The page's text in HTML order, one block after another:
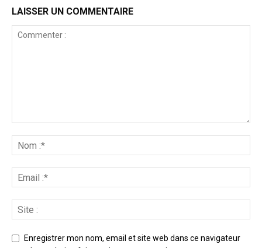
LAISSER UN COMMENTAIRE
Enregistrer mon nom, email et site web dans ce navigateur